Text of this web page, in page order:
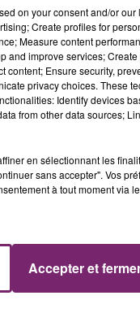
le pont Bayart et
du corps d’une
on your consent and/or
Create profiles for
Measure content
and improve services;
Ensure security,
privacy choices. These
Identify devices
from other data sources;
en sélectionnant les
sans accepter". Vos
à tout moment via
Accepter et